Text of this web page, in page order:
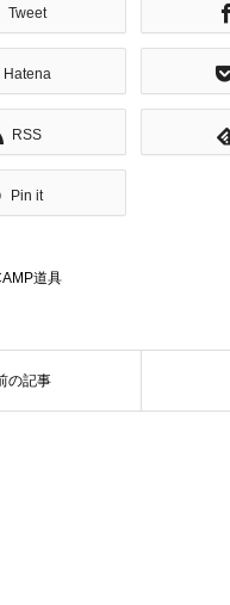
Tweet
Hatena
RSS
Pin it
道具